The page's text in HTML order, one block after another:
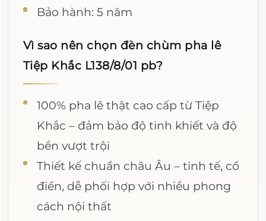
Bảo hành: 5 năm
Vì sao nên chọn đèn chùm pha lê
Tiệp Khắc L138/8/01 pb?
100% pha lê thật cao cấp từ Tiệp
Khắc – đảm bảo độ tinh khiết và độ
bền vượt trội
Thiết kế chuẩn châu Âu – tinh tế, cổ
điển, dễ phối hợp với nhiều phong
cách nội thất